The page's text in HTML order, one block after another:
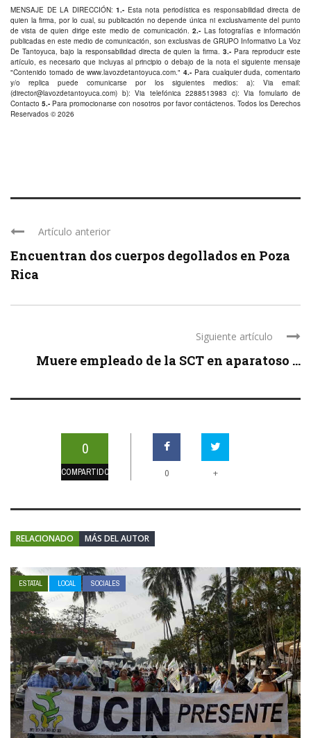
MENSAJE DE LA DIRECCIÓN:1.- Esta nota periodística es responsabilidad directa de
quien la firma, por lo cual, su publicación no depende única ni exclusivamente del punto
de vista de quien dirige este medio de comunicación.2.- Las fotografías e información
publicadas en este medio de comunicación, son exclusivas de GRUPO Informativo La Voz
De Tantoyuca, bajo la responsabilidad directa de quien la firma.3.- Para reproducir este
artículo, es necesario que incluyas al principio o debajo de la nota el siguiente mensaje
"Contenido tomado dewww.lavozdetantoyuca.com." 4.- Para cualquier duda, comentario
y/o replica puede comunicarse por los siguientes medios: a): Via email:
(director@lavozdetantoyuca.com) b): Via telefónica 2288513983 c): Via fomulario de
Contacto 5.- Para promocionarse con nosotros por favorcontáctenos. Todos los Derechos
Reservados © 2026
Artículo anterior
Encuentran dos cuerpos degollados en Poza
Rica
Siguiente artículo
Muere empleado de la SCT en aparatoso ...
0
COMPARTIDOS 0 +
RELACIONADO MÁS DEL AUTOR
ESTATAL LOCAL SOCIALES